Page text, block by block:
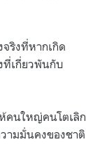
ริงที่หากเกิด
ที่เกี่ยวพันกับ
คนใหญ่คนโตเลิก
วามมั่นคงของชาติ